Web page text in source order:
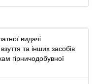
видачі
та інших засобів
гірничодобувної